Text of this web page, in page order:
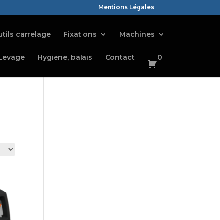
Mentions Légales
carrelage Fixations Machines
Hygiène, balais Contact 0